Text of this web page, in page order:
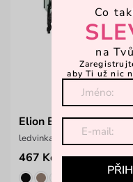
Elion Bumbag Green
ledvinka s nastavitelným
467 Kč 649 Kč
Co
na
aby Ti už nic